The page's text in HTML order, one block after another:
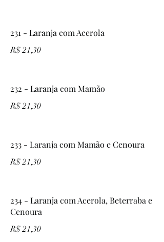
231 - Laranja com Acerola
R$ 21,30
232 - Laranja com Mamão
R$ 21,30
233 - Laranja com Mamão e Cenoura
R$ 21,30
234 - Laranja com Acerola, Beterraba e
Cenoura
R$ 21,30